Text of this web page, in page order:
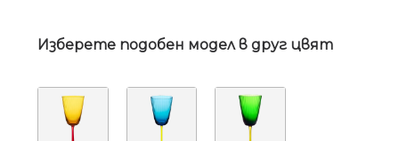
Изберете подобен модел в друг цвят